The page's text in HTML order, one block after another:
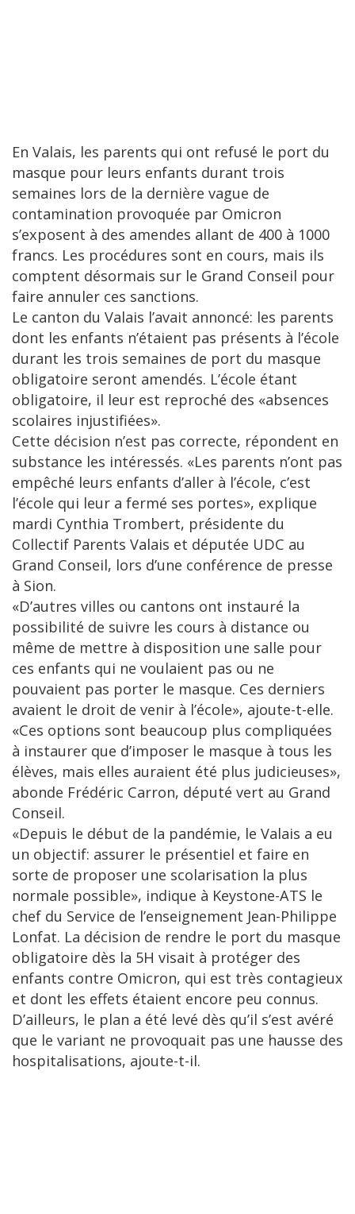
En Valais, les parents qui ont refusé le port du
masque pour leurs enfants durant trois
semaines lors de la dernière vague de
contamination provoquée par Omicron
s’exposent à des amendes allant de 400 à 1000
francs. Les procédures sont en cours, mais ils
comptent désormais sur le Grand Conseil pour
faire annuler ces sanctions.
Le canton du Valais l’avait annoncé: les parents
dont les enfants n’étaient pas présents à l’école
durant les trois semaines de port du masque
obligatoire seront amendés. L’école étant
obligatoire, il leur est reproché des «absences
scolaires injustifiées».
Cette décision n’est pas correcte, répondent en
substance les intéressés. «Les parents n’ont pas
empêché leurs enfants d’aller à l’école, c’est
l’école qui leur a fermé ses portes», explique
mardi Cynthia Trombert, présidente du
Collectif Parents Valais et députée UDC au
Grand Conseil, lors d’une conférence de presse
à Sion.
«D’autres villes ou cantons ont instauré la
possibilité de suivre les cours à distance ou
même de mettre à disposition une salle pour
ces enfants qui ne voulaient pas ou ne
pouvaient pas porter le masque. Ces derniers
avaient le droit de venir à l’école», ajoute-t-elle.
«Ces options sont beaucoup plus compliquées
à instaurer que d’imposer le masque à tous les
élèves, mais elles auraient été plus judicieuses»,
abonde Frédéric Carron, député vert au Grand
Conseil.
«Depuis le début de la pandémie, le Valais a eu
un objectif: assurer le présentiel et faire en
sorte de proposer une scolarisation la plus
normale possible», indique à Keystone-ATS le
chef du Service de l’enseignement Jean-Philippe
Lonfat. La décision de rendre le port du masque
obligatoire dès la 5H visait à protéger des
enfants contre Omicron, qui est très contagieux
et dont les effets étaient encore peu connus.
D’ailleurs, le plan a été levé dès qu’il s’est avéré
que le variant ne provoquait pas une hausse des
hospitalisations, ajoute-t-il.